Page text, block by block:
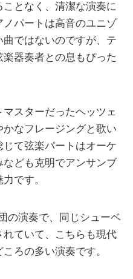
となく、清潔な演奏に
パートは高音のユニゾ
ではないのですが、テ
器奏者との息もぴった
スターだったヘッツェ
なフレージングと歌い
て弦楽パートはオーケ
ども克明でアンサンブ
です。
の演奏で、同じシューベ
ていて、こちらも現代
ろの多い演奏です。